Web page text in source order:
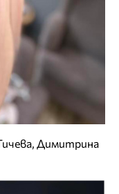
Димитрина